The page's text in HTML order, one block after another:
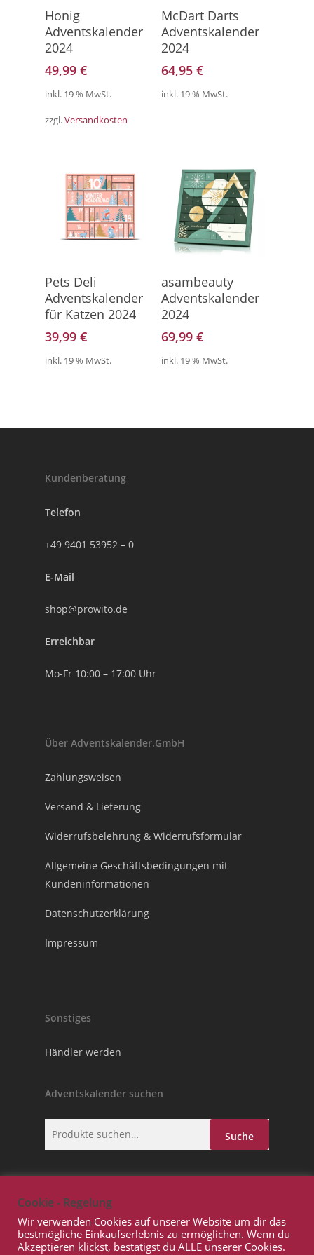
Weiterlesen
Honig
Adventskalender
2024
49,99 €
inkl. 19 % MwSt.
zzgl.Versandkosten
McDart Darts
Adventskalender
2024
64,95€
inkl. 19 % MwSt.
Kalender
Pets Deli
Adventskalender
für Katzen 2024
39,99 €
inkl. 19 % MwSt.
asambeauty
Adventskalender
2024
69,99€
inkl. 19 % MwSt.
Kundenberatung
Telefon
+49 9401 53952 – 0
E-Mail
shop@prowito.de
Erreichbar
Mo-Fr 10:00 – 17:00 Uhr
Über Adventskalender.GmbH
Zahlungsweisen
Versand & Lieferung
Widerrufsbelehrung & Widerrufsformular
Allgemeine Geschäftsbedingungen mit
Kundeninformationen
Datenschutzerklärung
Impressum
Sonstiges
Händler werden
Adventskalender suchen
Suche
Suche
© 2026 Adventskalender.GmbH. Copyright Prowito
Cookie - Regelung
Wir verwenden Cookies auf unserer Website um dir das
bestmögliche Einkaufserlebnis zu ermöglichen. Wenn du
Akzeptieren klickst, bestätigst du ALLE unserer Cookies.